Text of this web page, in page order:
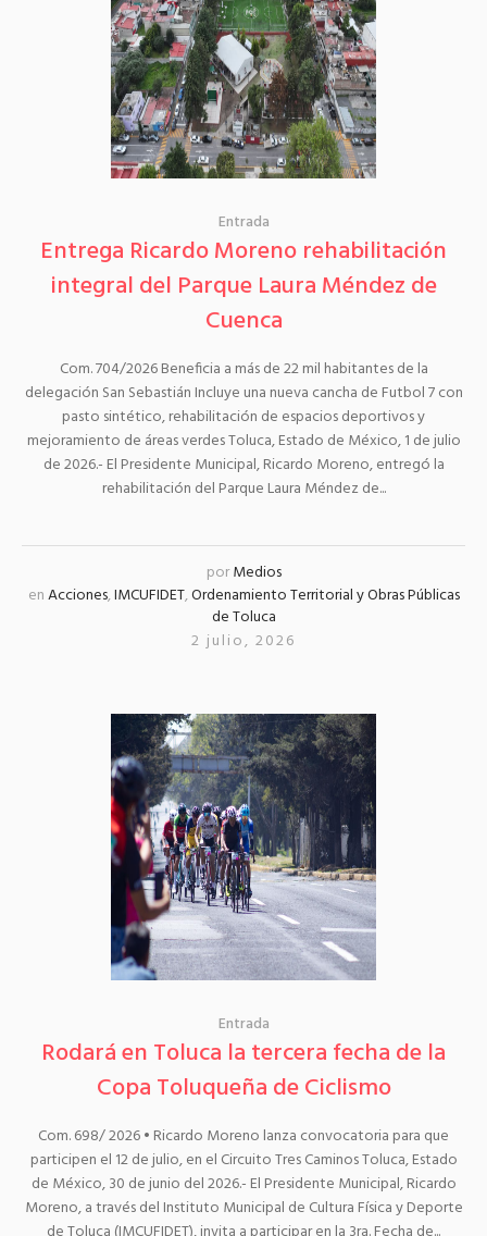
Entrada
Entrega Ricardo Moreno rehabilitación
integral del Parque Laura Méndez de
Cuenca
Com. 704/2026 Beneficia a más de 22 mil habitantes de la
delegación San Sebastián Incluye una nueva cancha de Futbol 7 con
pasto sintético, rehabilitación de espacios deportivos y
mejoramiento de áreas verdes Toluca, Estado de México, 1 de julio
de 2026.- El Presidente Municipal, Ricardo Moreno, entregó la
rehabilitación del Parque Laura Méndez de...
porMedios
enAcciones,IMCUFIDET,Ordenamiento Territorial y Obras Públicas
de Toluca
2 julio, 2026
Entrada
Rodará en Toluca la tercera fecha de la
Copa Toluqueña de Ciclismo
Com. 698/ 2026 • Ricardo Moreno lanza convocatoria para que
participen el 12 de julio, en el Circuito Tres Caminos Toluca, Estado
de México, 30 de junio del 2026.- El Presidente Municipal, Ricardo
Moreno, a través del Instituto Municipal de Cultura Física y Deporte